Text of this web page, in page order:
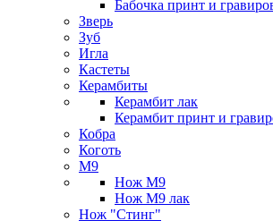
Бабочка принт и
Зверь
Зуб
Игла
Кастеты
Керамбиты
Керамбит лак
Керамбит принт и
Кобра
Коготь
М9
Нож М9
Нож М9 лак
Нож "Стинг"